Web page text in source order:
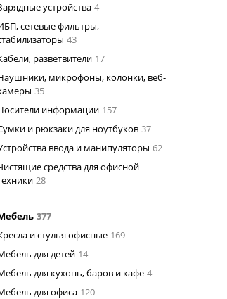
устройства 4
сетевые фильтры,
43
разветвители 17
микрофоны, колонки, веб-
35
информации 157
и рюкзаки для ноутбуков 37
ввода и манипуляторы 62
средства для офисной
28
377
и стулья офисные 169
для детей 14
для кухонь, баров и кафе 4
для офиса 120